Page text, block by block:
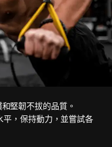
堅韌不拔的品質。
，保持動力，並嘗試各